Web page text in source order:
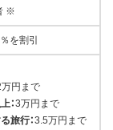
※
を割引
円まで
：3万円まで
旅行：3.5万円まで